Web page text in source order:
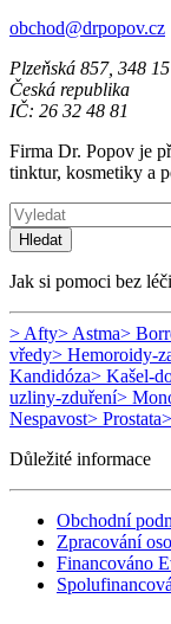
obchod@drpopov.cz
Plzeňská 857, 348
Česká republika
IČ: 26 32 48 81
Firma Dr. Popov je
tinktur, kosmetiky a
Hledat
Jak si pomoci bez
> Afty> Astma>
vředy> Hemoroidy-
Kandidóza> Kašel-
uzliny-zduření>
Nespavost> Prostata
Důležité informace
Obchodní
Zpracování
Financováno